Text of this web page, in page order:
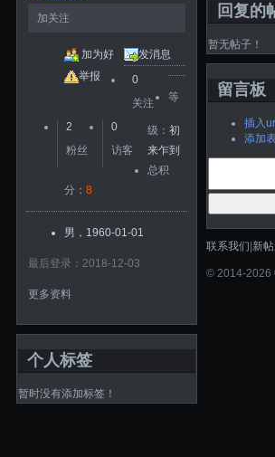
加关注
加为好
友
发消息
举报
0
关注
2
粉丝
0
访客
等
级：初
来乍到
总积
分： 8
男，1960-01-01
最后登录：2018-12-03
更多资料
个人标签
暂时没有添加标签！
回复的
暂无帖子！
留言板
插入
添加
联系我们|新
© 2014-2026